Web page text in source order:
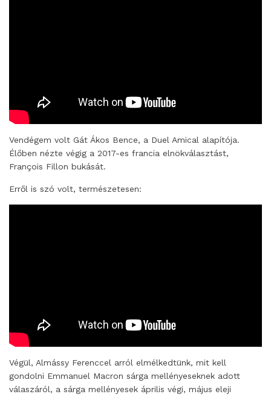
Vendégem volt Gát Ákos Bence, a Duel Amical alapítója.
Élőben nézte végig a 2017-es francia elnökválasztást,
François Fillon bukását.
Erről is szó volt, természetesen:
Végül, Almássy Ferenccel arról elmélkedtünk, mit kell
gondolni Emmanuel Macron sárga mellényeseknek adott
válaszáról, a sárga mellényesek április végi, május eleji